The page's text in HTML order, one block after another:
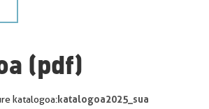
(pdf)
katalogoa:katalogoa2025_sua